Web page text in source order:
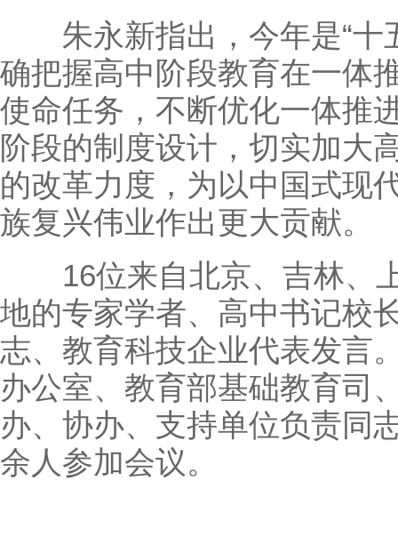
朱永新指出，今年是“十
确把握高中阶段教育在一体
使命任务，不断优化一体推
阶段的制度设计，切实加大
的改革力度，为以中国式现
族复兴伟业作出更大贡献。
16位来自北京、吉林、
地的专家学者、高中书记校
志、教育科技企业代表发言
办公室、教育部基础教育司
办、协办、支持单位负责同
余人参加会议。